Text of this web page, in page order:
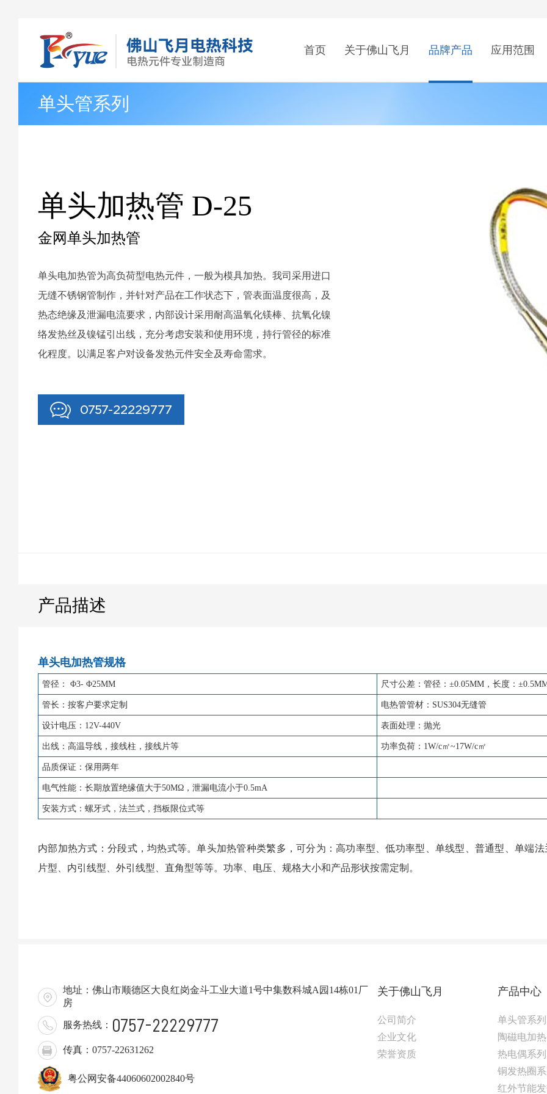
首页 关于佛山飞月 品牌产品 应用范围
单头管系列
单头加热管 D-25
金网单头加热管
单头电加热管为高负荷型电热元件，一般为模具加热。我司采用进口
无缝不锈钢管制作，并针对产品在工作状态下，管表面温度很高，及
热态绝缘及泄漏电流要求，内部设计采用耐高温氧化镁棒、抗氧化镍
络发热丝及镍锰引出线，充分考虑安装和使用环境，持行管径的标准
化程度。以满足客户对设备发热元件安全及寿命需求。
0757-22229777
产品描述
单头电加热管规格
管径： Φ3- Φ25MM 尺寸公差：管径：±0.05MM，长度：
管长：按客户要求定制 电热管管材：SUS304无缝管
设计电压：12V-440V 表面处理：抛光
出线：高温导线，接线柱，接线片等 功率负荷：1W/c㎡~17W/c㎡
品质保证：保用两年
电气性能：长期放置绝缘值大于50MΩ，泄漏电流小于0.5mA
安装方式：螺牙式，法兰式，挡板限位式等
内部加热方式：分段式，均热式等。单头加热管种类繁多，可分为：高功率型、低功率型、单线型、普通型、单端
片型、内引线型、外引线型、直角型等等。功率、电压、规格大小和产品形状按需定制。
地址：佛山市顺德区大良红岗金斗工业大道1号中集数科城A园14栋01厂
房
服务热线： 0757-22229777
传真：0757-22631262
粤公网安备44060602002840号
关于佛山飞月
公司简介
企业文化
荣誉资质
产品中心
单头管系列
陶磁电加
热电偶系列
铜发热圈
红外节能